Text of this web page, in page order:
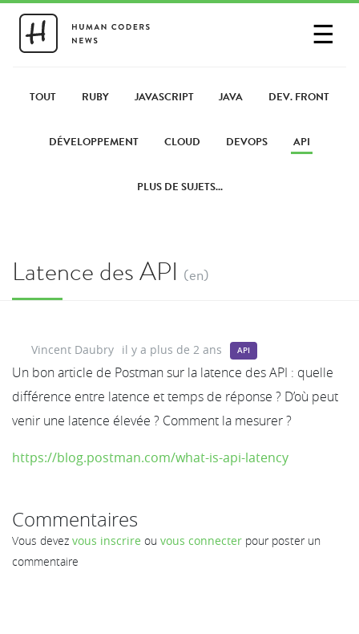
☰
PARTAGER UN LIEN
TOUT RUBY JAVASCRIPT JAVA DEV. FRONT
DÉVELOPPEMENT CLOUD DEVOPS API
PLUS DE SUJETS...
Latence des API (en)
Vincent Daubry il y a plus de 2 ans API
Un bon article de Postman sur la latence des API : quelle
différence entre latence et temps de réponse ? D’où peut
venir une latence élevée ? Comment la mesurer ?
https://blog.postman.com/what-is-api-latency
Commentaires
Vous devez vous inscrire ou vous connecter pour poster un
commentaire